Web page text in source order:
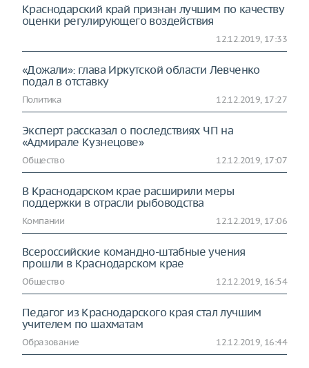
Краснодарский край признан лучшим по качеству
оценки регулирующего воздействия
12.12.2019, 17:33
«Дожали»: глава Иркутской области Левченко
подал в отставку
Политика 12.12.2019, 17:27
Эксперт рассказал о последствиях ЧП на
«Адмирале Кузнецове»
Общество 12.12.2019, 17:07
В Краснодарском крае расширили меры
поддержки в отрасли рыбоводства
Компании 12.12.2019, 17:06
Всероссийские командно-штабные учения
прошли в Краснодарском крае
Общество 12.12.2019, 16:54
Педагог из Краснодарского края стал лучшим
учителем по шахматам
Образование 12.12.2019, 16:44